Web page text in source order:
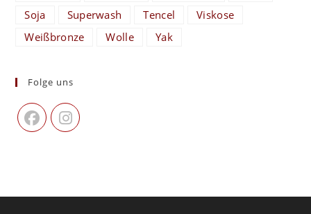
Soja
Superwash Tencel
Viskose
Weißbronze
Wolle Yak
Folge uns